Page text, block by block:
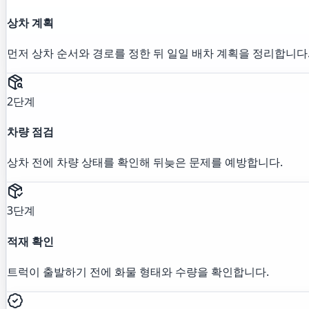
상차 계획
먼저 상차 순서와 경로를 정한 뒤 일일 배차 계획을 정리합니
2단계
차량 점검
상차 전에 차량 상태를 확인해 뒤늦은 문제를 예방합니다.
3단계
적재 확인
트럭이 출발하기 전에 화물 형태와 수량을 확인합니다.